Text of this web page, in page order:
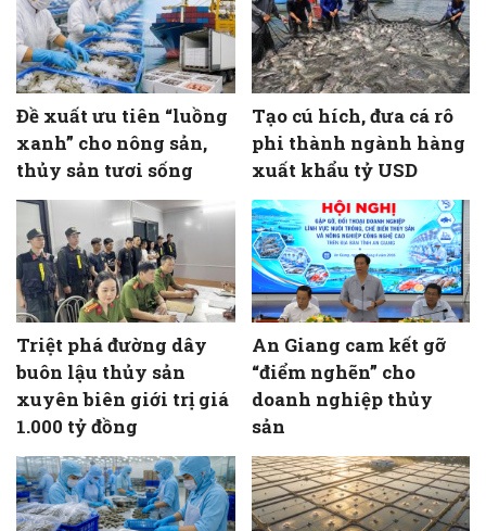
Đề xuất ưu tiên “luồng
xanh” cho nông sản,
thủy sản tươi sống
Tạo cú hích, đưa cá rô
phi thành ngành hàng
xuất khẩu tỷ USD
Triệt phá đường dây
buôn lậu thủy sản
xuyên biên giới trị giá
1.000 tỷ đồng
An Giang cam kết gỡ
“điểm nghẽn” cho
doanh nghiệp thủy
sản